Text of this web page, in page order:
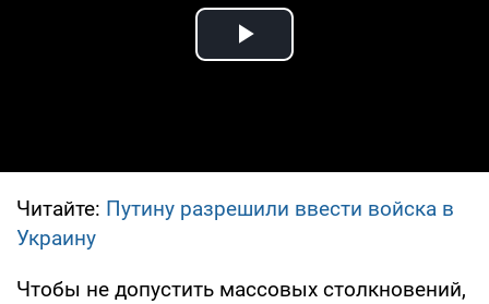
Play Video
Читайте: Путину разрешили ввести войска в
Украину
Чтобы не допустить массовых столкновений,